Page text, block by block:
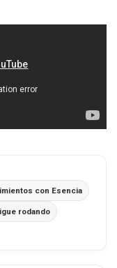
con Esencia
rodando